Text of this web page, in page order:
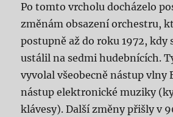
Po tomto vrcholu docházelo
změnám obsazení orchestru,
postupně až do roku 1972, kdy
ustálil na sedmi hudebnících.
vyvolal všeobecně nástup vlny
nástup elektronické muziky
klávesy). Další změny přišly v